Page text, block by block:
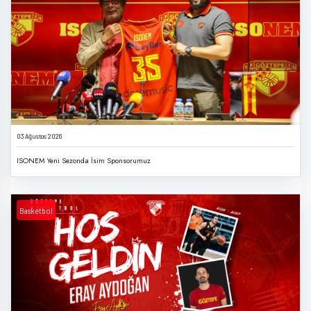
03 Ağustos 2026
ISONEM Yeni Sezonda İsim Sponsorumuz
Basketbol